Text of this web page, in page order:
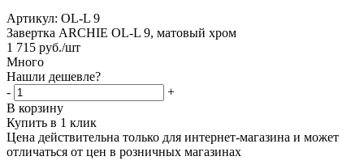
Артикул: OL-L 9
Завертка ARCHIE OL-L 9, матовый хром
1 715 руб./шт
Много
Нашли дешевле?
-
+
В корзину
Купить в 1 клик
Цена действительна только для интернет-магазина и может
отличаться от цен в розничных магазинах